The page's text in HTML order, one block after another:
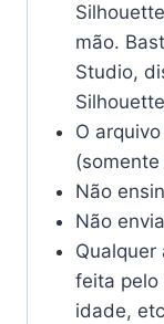
mão.
Studio,
O
Não
Não
Qualquer
feita pelo
idade,